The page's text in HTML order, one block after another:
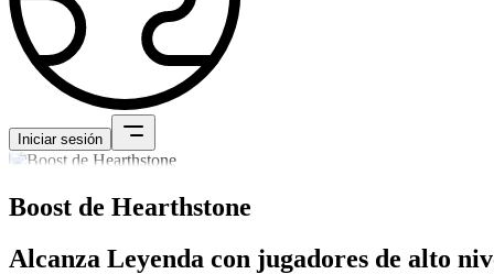
Iniciar sesión
Boost de Hearthstone
Alcanza Leyenda con jugadores de alto